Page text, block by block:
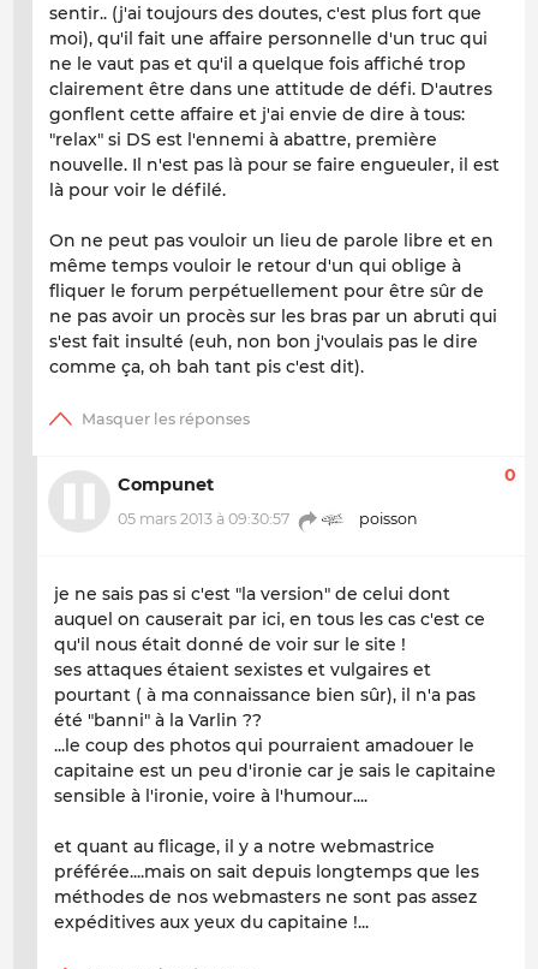
sentir.. (j'ai toujours des doutes, c'est plus fort que
moi), qu'il fait une affaire personnelle d'un truc qui
ne le vaut pas et qu'il a quelque fois affiché trop
clairement être dans une attitude de défi. D'autres
gonflent cette affaire et j'ai envie de dire à tous:
"relax" si DS est l'ennemi à abattre, première
nouvelle. Il n'est pas là pour se faire engueuler, il est
là pour voir le défilé.
On ne peut pas vouloir un lieu de parole libre et en
même temps vouloir le retour d'un qui oblige à
fliquer le forum perpétuellement pour être sûr de
ne pas avoir un procès sur les bras par un abruti qui
s'est fait insulté (euh, non bon j'voulais pas le dire
comme ça, oh bah tant pis c'est dit).
Compunet
05 mars 2013 à 09:30:57 poisson
0
je ne sais pas si c'est "la version" de celui dont
auquel on causerait par ici, en tous les cas c'est ce
qu'il nous était donné de voir sur le site !
ses attaques étaient sexistes et vulgaires et
pourtant ( à ma connaissance bien sûr), il n'a pas
été "banni" à la Varlin ??
...le coup des photos qui pourraient amadouer le
capitaine est un peu d'ironie car je sais le capitaine
sensible à l'ironie, voire à l'humour....
et quant au flicage, il y a notre webmastrice
préférée....mais on sait depuis longtemps que les
méthodes de nos webmasters ne sont pas assez
expéditives aux yeux du capitaine !...